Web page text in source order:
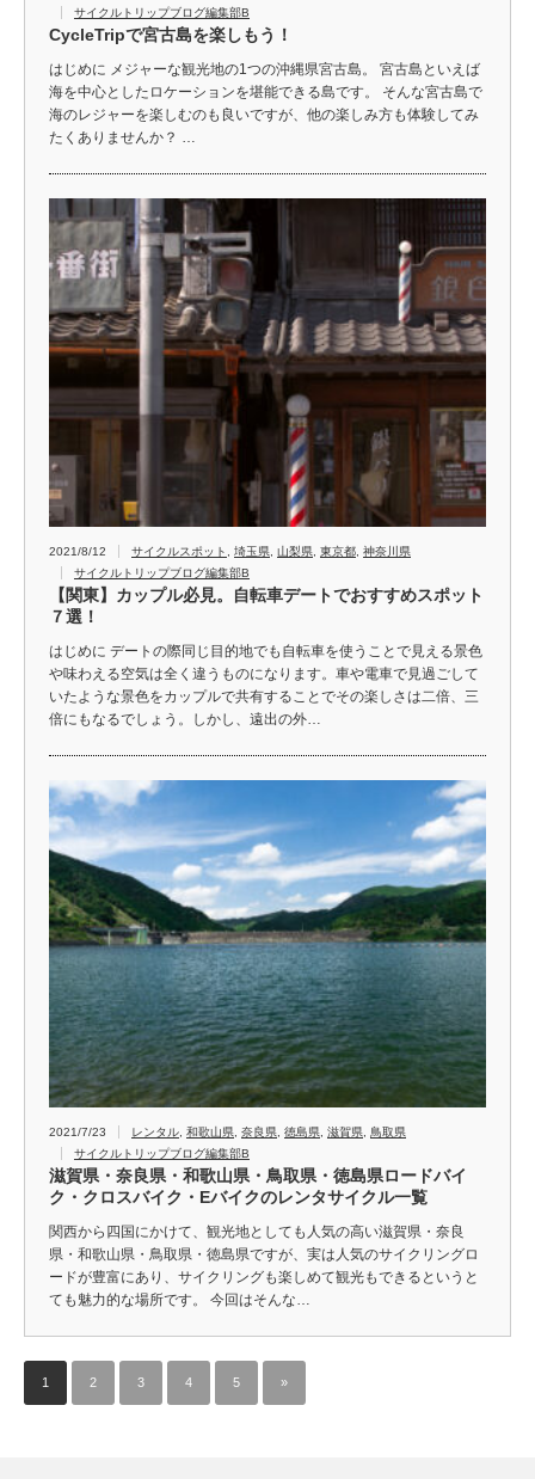
サイクルトリップブログ編集部B
CycleTripで宮古島を楽しもう！
はじめに メジャーな観光地の1つの沖縄県宮古島。 宮古島といえば
海を中心としたロケーションを堪能できる島です。 そんな宮古島で
海のレジャーを楽しむのも良いですが、他の楽しみ方も体験してみ
たくありませんか？ …
2021/8/12 サイクルスポット 埼玉県 山梨県 東京都 神奈川県
サイクルトリップブログ編集部B
【関東】カップル必見。自転車デートでおすすめスポット
７選！
はじめに デートの際同じ目的地でも自転車を使うことで見える景色
や味わえる空気は全く違うものになります。車や電車で見過ごして
いたような景色をカップルで共有することでその楽しさは二倍、三
倍にもなるでしょう。しかし、遠出の外…
2021/7/23 レンタル 和歌山県 奈良県 徳島県 滋賀県
鳥取県
サイクルトリップブログ編集部B
滋賀県・奈良県・和歌山県・鳥取県・徳島県ロードバイ
ク・クロスバイク・Eバイクのレンタサイクル一覧
関西から四国にかけて、観光地としても人気の高い滋賀県・奈良
県・和歌山県・鳥取県・徳島県ですが、実は人気のサイクリングロ
ードが豊富にあり、サイクリングも楽しめて観光もできるというと
ても魅力的な場所です。 今回はそんな…
1 2 3 4 5 »